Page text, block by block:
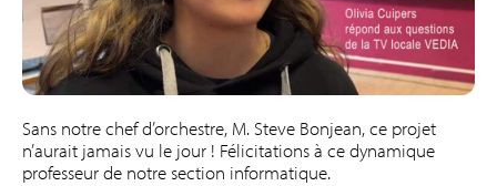
Sans notre chef d’orchestre, M. Steve Bonjean, ce projet
n’aurait jamais vu le jour ! Félicitations à ce dynamique
professeur de notre section informatique.